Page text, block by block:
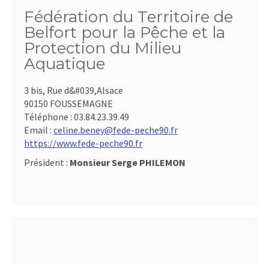
Fédération du Territoire de
Belfort pour la Pêche et la
Protection du Milieu
Aquatique
3 bis, Rue d&#039,Alsace
90150 FOUSSEMAGNE
Téléphone : 03.84.23.39.49
Email : celine.beney@fede-peche90.fr
https://www.fede-peche90.fr
Président : Monsieur Serge PHILEMON